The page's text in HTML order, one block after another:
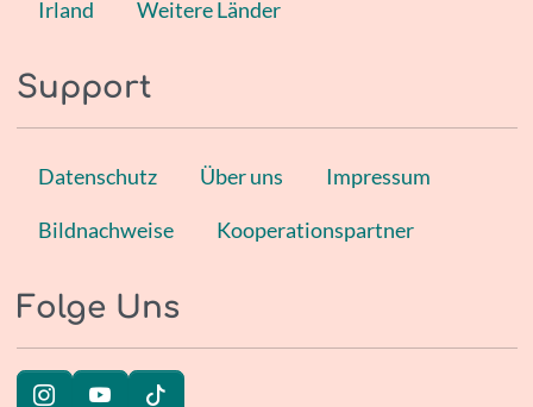
Irland Weitere Länder
Support
Datenschutz Über uns Impressum
Bildnachweise Kooperationspartner
Folge Uns